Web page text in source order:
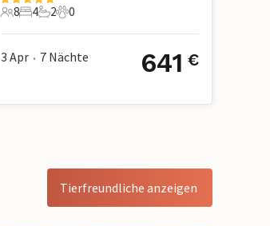
8 Gäste
8
4 Schlafzimmer
4
2 Badezimmer
2
0 Haustiere
0
3 Apr • 7 Nächte 641 €
Tierfreundliche anzeigen